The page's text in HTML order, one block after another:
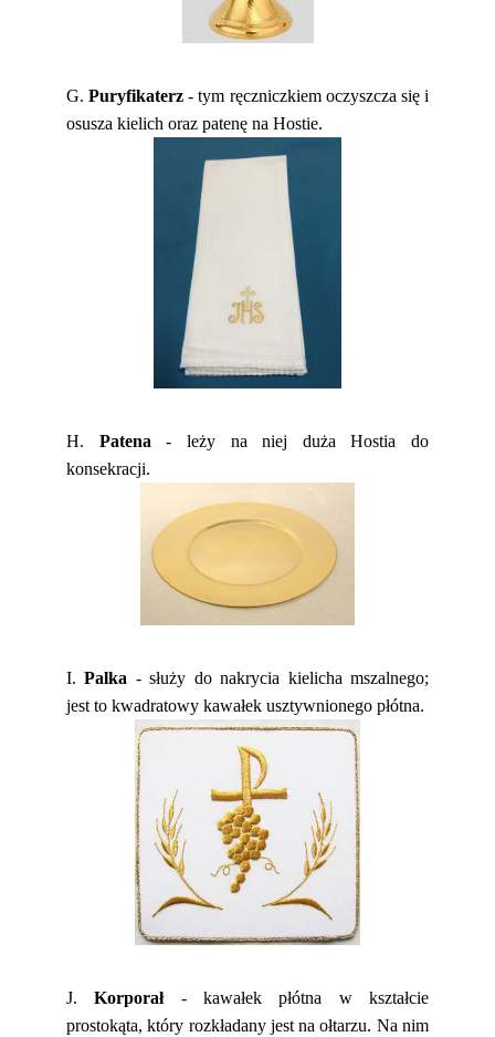
G.Puryfikaterz - tym ręczniczkiem oczyszcza się i
osusza kielich oraz patenę na Hostie.
H. Patena- leży na niej duża Hostia do
konsekracji.
I.Palka - służy do nakrycia kielicha mszalnego;
jest to kwadratowy kawałek usztywnionego płótna.
J.Korporał- kawałek płótna w kształcie
prostokąta, który rozkładany jest na ołtarzu. Na nim